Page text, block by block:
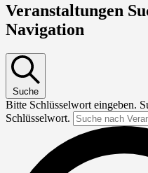
Veranstaltungen
Navigation
Suche
Bitte Schlüsselwort eingeben.
Schlüsselwort.